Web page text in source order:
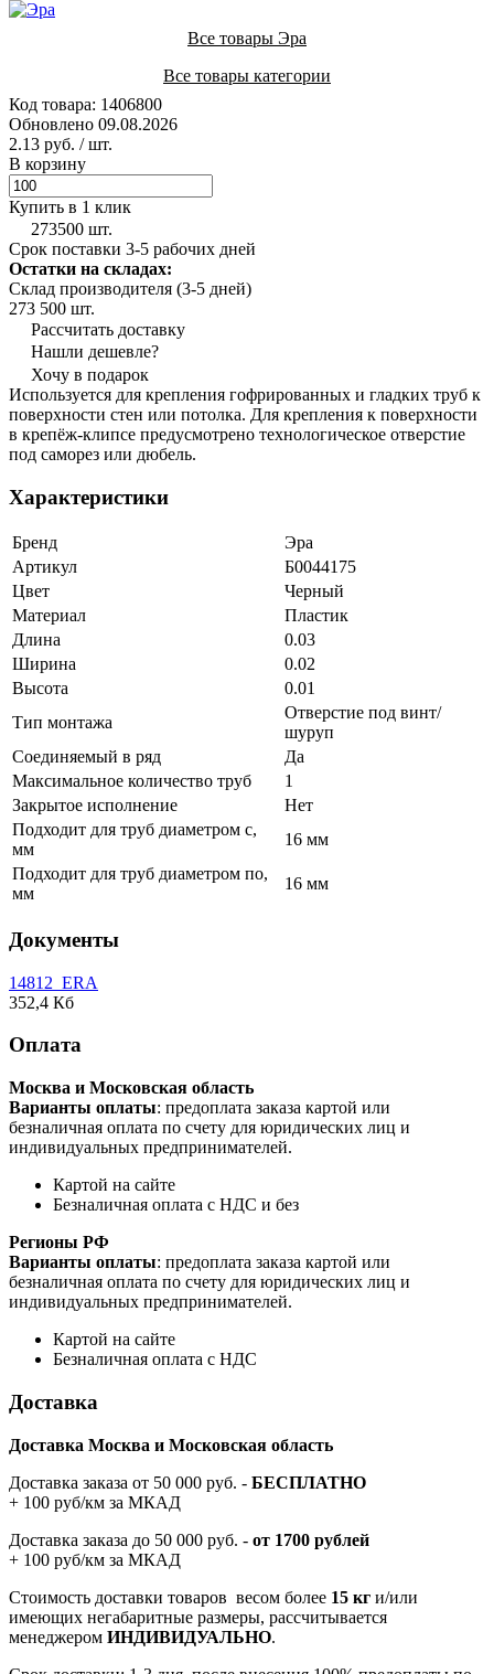
Все товары Эра
Все товары категории
Код товара: 1406800
Обновлено 09.08.2026
2.13 руб. / шт.
В корзину
Купить в 1 клик
273500 шт.
Срок поставки 3-5 рабочих дней
Остатки на складах:
Склад производителя (3-5 дней)
273 500 шт.
Рассчитать доставку
Нашли дешевле?
Хочу в подарок
Используется для крепления гофрированных и гладких труб к
поверхности стен или потолка. Для крепления к поверхности
в крепёж-клипсе предусмотрено технологическое отверстие
под саморез или дюбель.
Характеристики
Бренд
Эра
Артикул
Б0044175
Цвет
Черный
Материал
Пластик
Длина
0.03
Ширина
0.02
Высота
0.01
Тип монтажа
Отверстие под винт/
шуруп
Соединяемый в ряд
Да
Максимальное количество труб
1
Закрытое исполнение
Нет
Подходит для труб диаметром с,
мм
16 мм
Подходит для труб диаметром по,
мм
16 мм
Документы
14812_ERA
352,4 Кб
Оплата
Москва и Московская область
Варианты оплаты: предоплата заказа картой или
безналичная оплата по счету для юридических лиц и
индивидуальных предпринимателей.
Картой на сайте
Безналичная оплата с НДС и без
Регионы РФ
Варианты оплаты: предоплата заказа картой или
безналичная оплата по счету для юридических лиц и
индивидуальных предпринимателей.
Картой на сайте
Безналичная оплата с НДС
Доставка
Доставка Москва и Московская область
Доставка заказа от 50 000 руб. - БЕСПЛАТНО
+ 100 руб/км за МКАД
Доставка заказа до 50 000 руб. - от 1700 рублей
+ 100 руб/км за МКАД
Стоимость доставки товаров весом более 15 кг и/или
имеющих негабаритные размеры, рассчитывается
менеджером ИНДИВИДУАЛЬНО.